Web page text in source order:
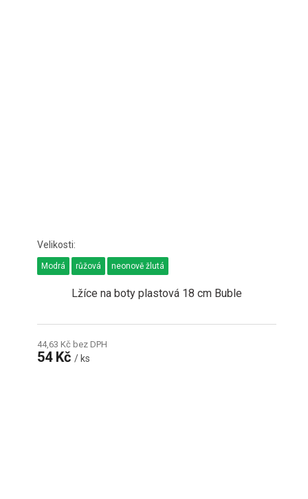
Lžíce na boty plastová 18 cm Buble
44,63 Kč bez DPH
54 Kč/ ks
Modrá růžová neonově žlutá